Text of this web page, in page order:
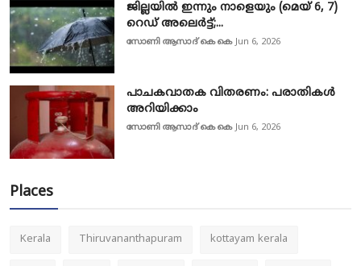
ജില്ലയിൽ ഇന്നും നാളെയും (മെയ് 6, 7)
റെഡ് അലെർട്ട്;...
സോണി ആസാദ് കെ കെ Jun 6, 2026
പാചകവാതക വിതരണം: പരാതികൾ
അറിയിക്കാം
സോണി ആസാദ് കെ കെ Jun 6, 2026
Places
Kerala Thiruvananthapuram kottayam kerala